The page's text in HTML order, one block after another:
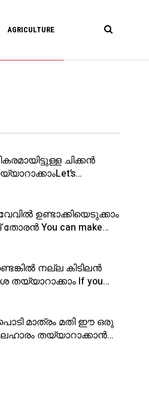
AGRICULTURE
ചിക്കൻ
ഉണ്ടാക്കിയെടുക്കാം
You can make…
നല്ല കിടിലൻ
തയ്യാറാക്കാം If you…
മാത്രം മതി ഈ ഒരു
തയ്യാറാക്കാൻ…